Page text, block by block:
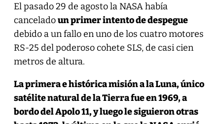
El pasado 29 de agosto la NASA había
canceladoun primer intento de despegue
debido a un fallo en uno de los cuatro motores
RS-25 del poderoso cohete SLS, de casi cien
metros de altura.
La primera e histórica misión a la Luna, único
satélite natural de la Tierra fue en 1969, a
bordo del Apolo 11, y luego le siguieron otras